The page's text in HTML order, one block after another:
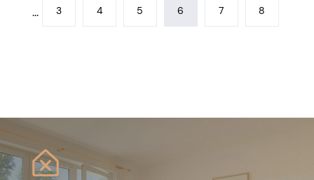
... 3 4 5 6 7 8